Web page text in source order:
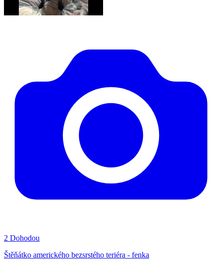
2 Dohodou
Štěňátko amerického bezsrstého teriéra - fenka